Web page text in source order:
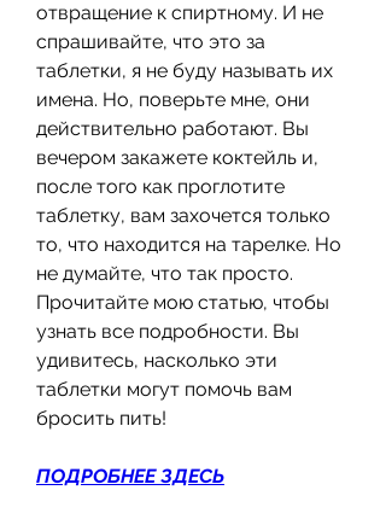
отвращение к спиртному. И не
спрашивайте, что это за
таблетки, я не буду называть их
имена. Но, поверьте мне, они
действительно работают. Вы
вечером закажете коктейль и,
после того как проглотите
таблетку, вам захочется только
то, что находится на тарелке. Но
не думайте, что так просто.
Прочитайте мою статью, чтобы
узнать все подробности. Вы
удивитесь, насколько эти
таблетки могут помочь вам
бросить пить!
ПОДРОБНЕЕ ЗДЕСЬ